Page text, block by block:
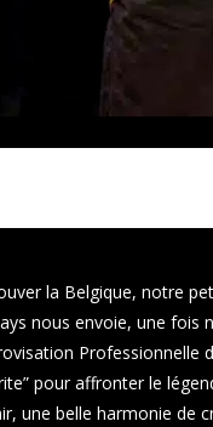
la Belgique, notre
nous envoie, une fois
Professionnelle
pour affronter le
une belle harmonie de